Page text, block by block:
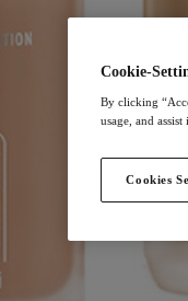
Cookie-
By clicking
usage, and
Cookies